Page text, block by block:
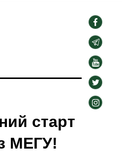
social-
links
social-
links
social-
links
social-
links
social-
старт
МЕГУ!